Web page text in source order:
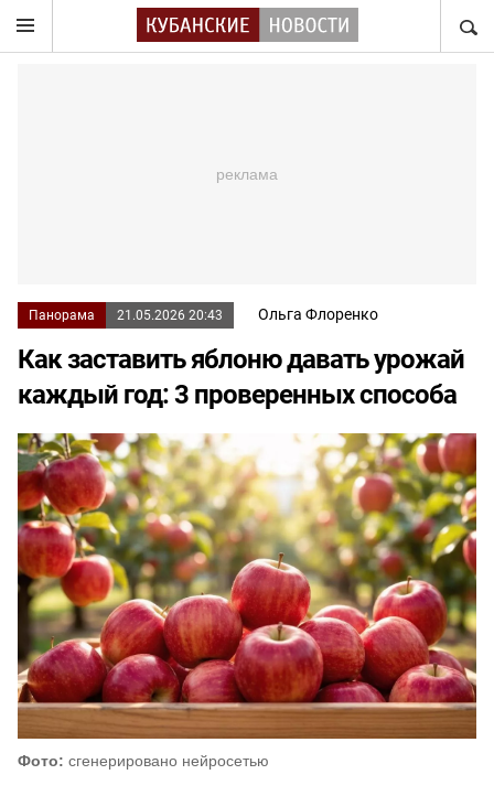
Панорама 21.05.2026 20:43 Ольга Флоренко
Как заставить яблоню давать урожай
каждый год: 3 проверенных способа
Фото: сгенерировано нейросетью